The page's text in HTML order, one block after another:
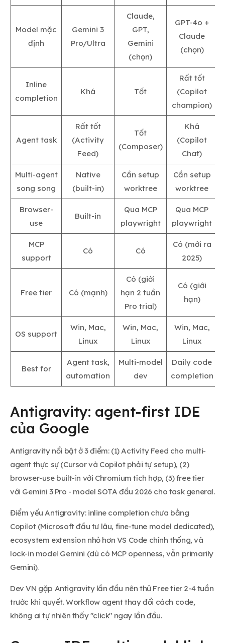
Model mặc
định
Gemini 3
Pro/Ultra
Claude,
GPT,
Gemini
(chọn)
GPT-4o +
Claude
(chọn)
Inline
completion
Khá Tốt
Rất tốt
(Copilot
champion)
Agent task
Rất tốt
(Activity
Feed)
Tốt
(Composer)
Khá
(Copilot
Chat)
Multi-agent
song song
Native
(built-in)
Cần setup
worktree
Cần setup
worktree
Browser-
use
Built-in
Qua MCP
playwright
Qua MCP
playwright
MCP
support
Có Có
Có (mới ra
2025)
Free tier Có (mạnh)
Có (giới
hạn 2 tuần
Pro trial)
Có (giới
hạn)
OS support
Win, Mac,
Linux
Win, Mac,
Linux
Win, Mac,
Linux
Best for
Agent task,
automation
Multi-model
dev
Daily code
completion
Antigravity: agent-first IDE
của Google
Antigravity nổi bật ở 3 điểm: (1) Activity Feed cho multi-
agent thực sự (Cursor và Copilot phải tự setup), (2)
browser-use built-in với Chromium tích hợp, (3) free tier
với Gemini 3 Pro - model SOTA đầu 2026 cho task general.
Điểm yếu Antigravity: inline completion chưa bằng
Copilot (Microsoft đầu tư lâu, fine-tune model dedicated),
ecosystem extension nhỏ hơn VS Code chính thống, và
lock-in model Gemini (dù có MCP openness, vẫn primarily
Gemini).
Dev VN gặp Antigravity lần đầu nên thử Free tier 2-4 tuần
trước khi quyết. Workflow agent thay đổi cách code,
không ai tự nhiên thấy "click" ngay lần đầu.